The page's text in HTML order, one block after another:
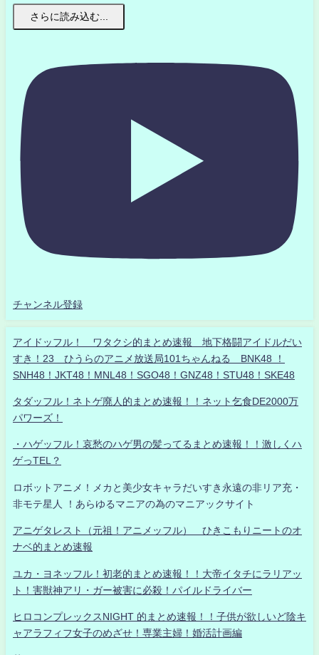
さらに読み込む...
チャンネル登録
アイドッフル！ ワタクシ的まとめ速報 地下格闘アイドルだい
すき！23 ひうらのアニメ放送局101ちゃんねる BNK48 ！
SNH48！JKT48！MNL48！SGO48！GNZ48！STU48！SKE48
タダッフル！ネトゲ廃人的まとめ速報！！ネット乞食DE2000万
パワーズ！
・ハゲッフル！哀愁のハゲ男の髪ってるまとめ速報！！激しくハ
ゲっTEL？
ロボットアニメ！メカと美少女キャラだいすき永遠の非リア充・
非モテ星人 ！あらゆるマニアの為のマニアックサイト
アニゲタレスト（元祖！アニメッフル） ひきこもりニートのオ
ナベ的まとめ速報
ユカ・ヨネッフル！初老的まとめ速報！！大帝イタチにラリアッ
ト！害獣神アリ・ガー被害に必殺！パイルドライバー
ヒロコンプレックスNIGHT 的まとめ速報！！子供が欲しいど陰キ
ャアラフィフ女子のめざせ！専業主婦！婚活計画編